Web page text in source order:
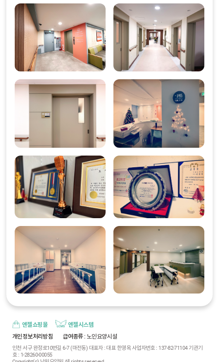
엔젤쇼핑몰
엔젤시스템
개인정보처리방침
급여종류: 노인요양시설
인천 서구 완정로10번길 6-7 (마전동) 대표자 : 대표 한영옥 사업자번호 : 137-82-71104 기관기
호 : 1-28260-00055